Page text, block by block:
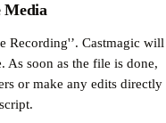
Media
Recording'’. Castmagic will
soon as the file is done,
or make any edits directly